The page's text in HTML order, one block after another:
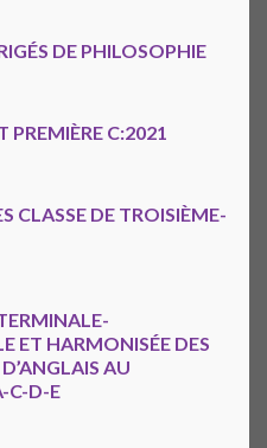
DE PHILOSOPHIE
PREMIÈRE C:2021
CLASSE DE TROISIÈME-
ET HARMONISÉE DES
AU
C-D-E